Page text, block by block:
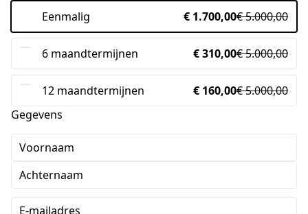
Eenmalig € 1.700,00€ 5.000,00
6 maandtermijnen € 310,00€ 5.000,00
12 maandtermijnen € 160,00€ 5.000,00
Gegevens
Voornaam
Achternaam
E-mailadres